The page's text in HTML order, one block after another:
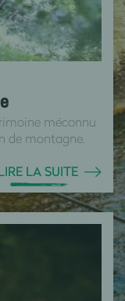
méconnu
de montagne.
LA SUITE